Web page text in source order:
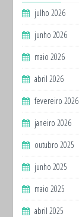
julho 2026
junho 2026
maio 2026
abril 2026
fevereiro 2026
janeiro 2026
outubro 2025
junho 2025
maio 2025
abril 2025